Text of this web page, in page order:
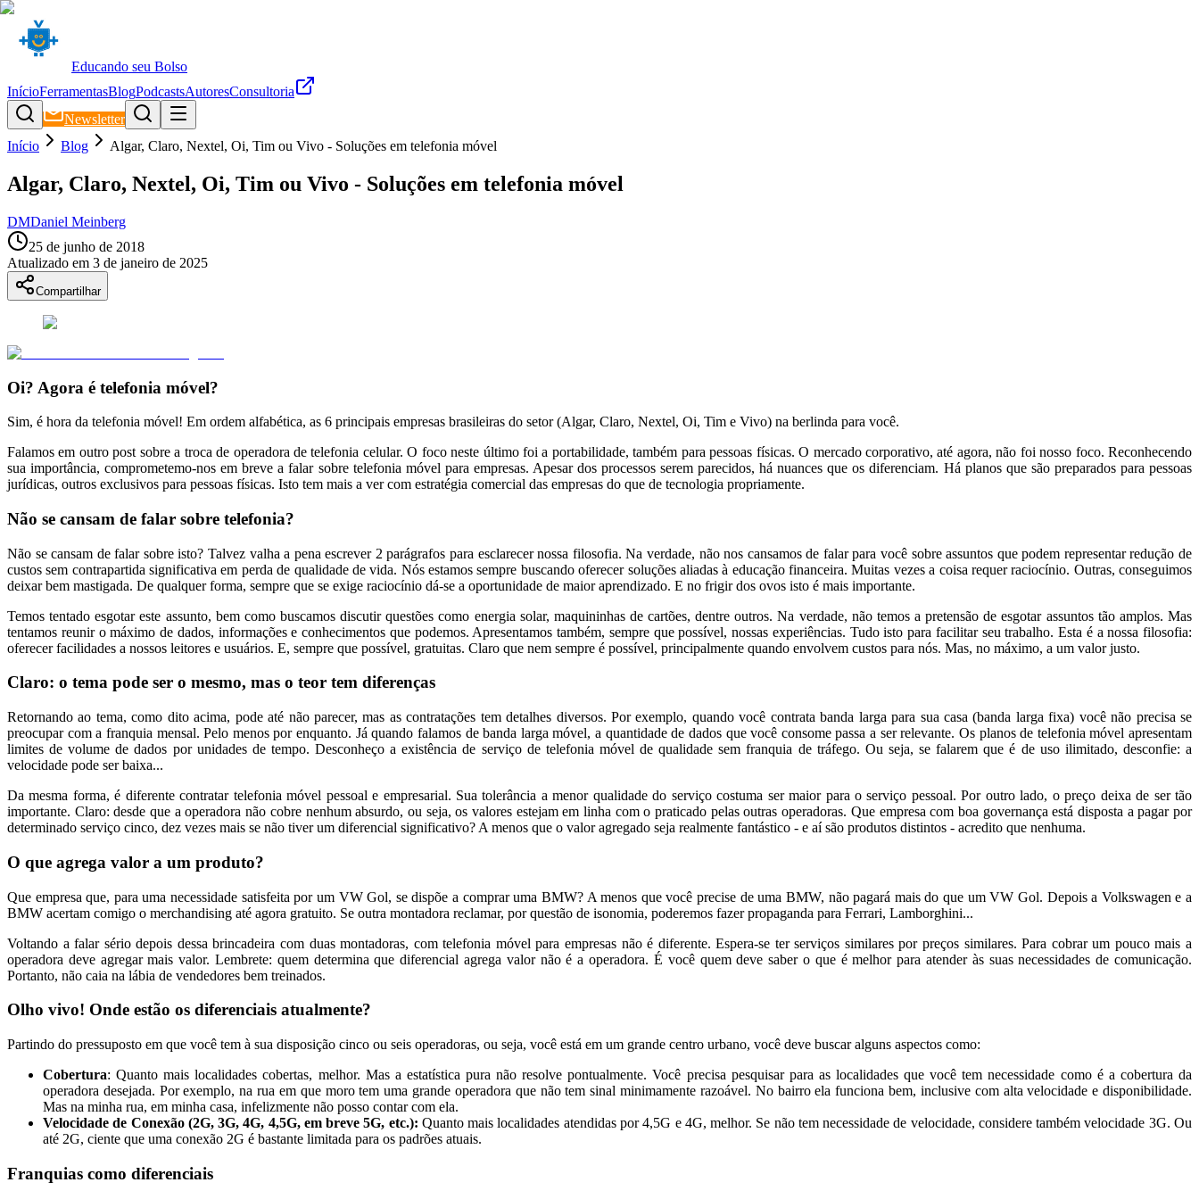
Educando seu Bolso
InícioFerramentasBlogPodcastsAutoresConsultoria
Newsletter
Início
Blog Algar, Claro, Nextel, Oi, Tim ou Vivo - Soluções em telefonia móvel
Algar, Claro, Nextel, Oi, Tim ou Vivo - Soluções em telefonia móvel
DMDaniel Meinberg
25 de junho de 2018
Atualizado em 3 de janeiro de 2025
Compartilhar
Oi? Agora é telefonia móvel?
Sim, é hora da telefonia móvel! Em ordem alfabética, as 6 principais empresas brasileiras do setor (Algar, Claro, Nextel, Oi, Tim e Vivo) na berlinda para você.
Falamos em outro post sobre a troca de operadora de telefonia celular. O foco neste último foi a portabilidade, também para pessoas físicas. O mercado corporativo, até agora, não foi nosso foco. Reconhecendo
sua importância, comprometemo-nos em breve a falar sobre telefonia móvel para empresas. Apesar dos processos serem parecidos, há nuances que os diferenciam. Há planos que são preparados para pessoas
jurídicas, outros exclusivos para pessoas físicas. Isto tem mais a ver com estratégia comercial das empresas do que de tecnologia propriamente.
Não se cansam de falar sobre telefonia?
Não se cansam de falar sobre isto? Talvez valha a pena escrever 2 parágrafos para esclarecer nossa filosofia. Na verdade, não nos cansamos de falar para você sobre assuntos que podem representar redução de
custos sem contrapartida significativa em perda de qualidade de vida. Nós estamos sempre buscando oferecer soluções aliadas à educação financeira. Muitas vezes a coisa requer raciocínio. Outras, conseguimos
deixar bem mastigada. De qualquer forma, sempre que se exige raciocínio dá-se a oportunidade de maior aprendizado. E no frigir dos ovos isto é mais importante.
Temos tentado esgotar este assunto, bem como buscamos discutir questões como energia solar, maquininhas de cartões, dentre outros. Na verdade, não temos a pretensão de esgotar assuntos tão amplos. Mas
tentamos reunir o máximo de dados, informações e conhecimentos que podemos. Apresentamos também, sempre que possível, nossas experiências. Tudo isto para facilitar seu trabalho. Esta é a nossa filosofia:
oferecer facilidades a nossos leitores e usuários. E, sempre que possível, gratuitas. Claro que nem sempre é possível, principalmente quando envolvem custos para nós. Mas, no máximo, a um valor justo.
Claro: o tema pode ser o mesmo, mas o teor tem diferenças
Retornando ao tema, como dito acima, pode até não parecer, mas as contratações tem detalhes diversos. Por exemplo, quando você contrata banda larga para sua casa (banda larga fixa) você não precisa se
preocupar com a franquia mensal. Pelo menos por enquanto. Já quando falamos de banda larga móvel, a quantidade de dados que você consome passa a ser relevante. Os planos de telefonia móvel apresentam
limites de volume de dados por unidades de tempo. Desconheço a existência de serviço de telefonia móvel de qualidade sem franquia de tráfego. Ou seja, se falarem que é de uso ilimitado, desconfie: a
velocidade pode ser baixa...
Da mesma forma, é diferente contratar telefonia móvel pessoal e empresarial. Sua tolerância a menor qualidade do serviço costuma ser maior para o serviço pessoal. Por outro lado, o preço deixa de ser tão
importante. Claro: desde que a operadora não cobre nenhum absurdo, ou seja, os valores estejam em linha com o praticado pelas outras operadoras. Que empresa com boa governança está disposta a pagar por
determinado serviço cinco, dez vezes mais se não tiver um diferencial significativo? A menos que o valor agregado seja realmente fantástico - e aí são produtos distintos - acredito que nenhuma.
O que agrega valor a um produto?
Que empresa que, para uma necessidade satisfeita por um VW Gol, se dispõe a comprar uma BMW? A menos que você precise de uma BMW, não pagará mais do que um VW Gol. Depois a Volkswagen e a
BMW acertam comigo o merchandising até agora gratuito. Se outra montadora reclamar, por questão de isonomia, poderemos fazer propaganda para Ferrari, Lamborghini...
Voltando a falar sério depois dessa brincadeira com duas montadoras, com telefonia móvel para empresas não é diferente. Espera-se ter serviços similares por preços similares. Para cobrar um pouco mais a
operadora deve agregar mais valor. Lembrete: quem determina que diferencial agrega valor não é a operadora. É você quem deve saber o que é melhor para atender às suas necessidades de comunicação.
Portanto, não caia na lábia de vendedores bem treinados.
Olho vivo! Onde estão os diferenciais atualmente?
Partindo do pressuposto em que você tem à sua disposição cinco ou seis operadoras, ou seja, você está em um grande centro urbano, você deve buscar alguns aspectos como:
Cobertura: Quanto mais localidades cobertas, melhor. Mas a estatística pura não resolve pontualmente. Você precisa pesquisar para as localidades que você tem necessidade como é a cobertura da
operadora desejada. Por exemplo, na rua em que moro tem uma grande operadora que não tem sinal minimamente razoável. No bairro ela funciona bem, inclusive com alta velocidade e disponibilidade.
Mas na minha rua, em minha casa, infelizmente não posso contar com ela.
Velocidade de Conexão (2G, 3G, 4G, 4,5G, em breve 5G, etc.): Quanto mais localidades atendidas por 4,5G e 4G, melhor. Se não tem necessidade de velocidade, considere também velocidade 3G. Ou
até 2G, ciente que uma conexão 2G é bastante limitada para os padrões atuais.
Franquias como diferenciais